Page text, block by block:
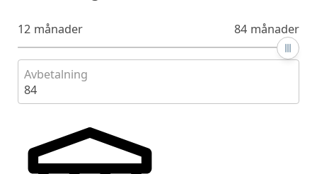
12 månader 84 månader
Avbetalning
84